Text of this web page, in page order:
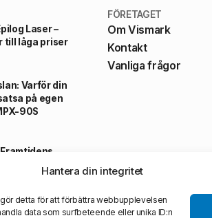
Hantera din integritet
detta för att förbättra webbupplevelsen
data som surfbeteende eller unika ID:n
Laser –
till låga priser
Varför din
på egen
90S
FÖRETAGET
Om Vismark
Kontakt
Vanliga frågor